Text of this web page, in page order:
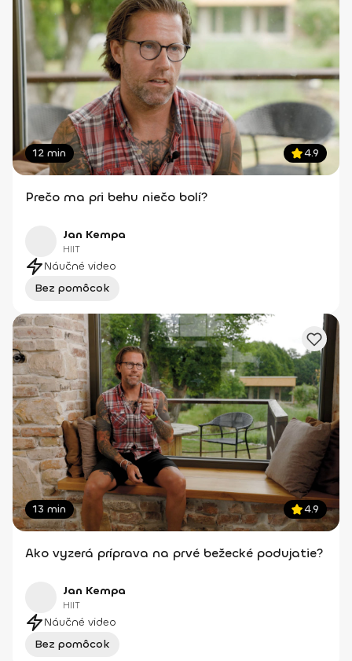
12 min 4.9
Prečo ma pri behu niečo bolí?
Jan Kempa
HIIT
Náučné video
Bez pomôcok
13 min 4.9
Ako vyzerá príprava na prvé bežecké podujatie?
Jan Kempa
HIIT
Náučné video
Bez pomôcok